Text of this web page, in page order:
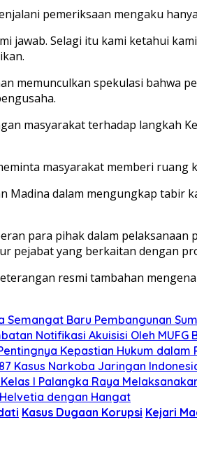
pemeriksaan mengaku
jawab. Selagi itu kami ketahui
memunculkan spekulasi bahwa
masyarakat terhadap langkah
masyarakat memberi
Madina dalam mengungkap tabir
para pihak dalam
pejabat yang berkaitan dengan
resmi tambahan
Semangat Baru Pembangunan
Notifikasi Akuisisi Oleh MUFG
Kepastian Hukum
Kasus Narkoba Jaringan
I Palangka Raya
dengan Hangat
Kasus Dugaan Korupsi Kejari